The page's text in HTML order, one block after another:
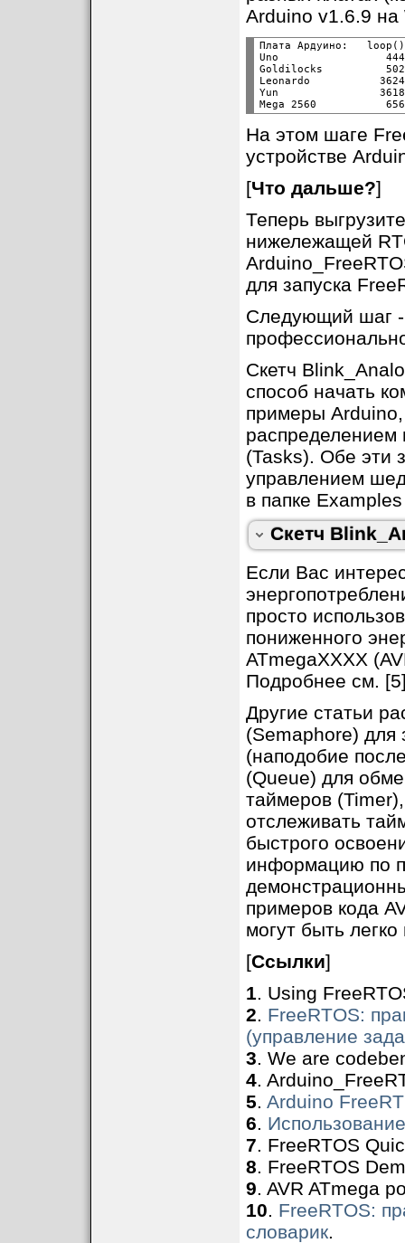
Arduino v1.6.9 на
Плата Ардуино:   loop()
Uno                 444
Goldilocks
Leonardo
Yun                3618
На этом шаге
устройстве
[Что дальше?]
Теперь
нижележащей
для запуска
Следующий шаг -
Скетч
способ начать
примеры Arduino,
распределением
(Tasks). Обе эти
управлением
в папке
Скетч
void loop()
{
// в запущенных
// TaskBlink и
}
/
/
/
void TaskBlink(void *
  (
void)
// Инициализация
   pinMode(
13,
for
(;;) // A
   {
      digitalWrite(
13
      vTaskDelay(
      digitalWrite(
13
      vTaskDelay(
   }
void
TaskAnalogRead
{
  (
void)
// Инициализация
// 9600 бит в
   Serial.begin(
9600
for (;;)
// Чтение входа
int
// Вывод на
// Задержка в 1
      vTaskDelay(
1);
   }
}
Если Вас
просто
пониженного
ATmegaXXXX
Подробнее см.
Другие статьи
(Semaphore) для
(наподобие
(Queue) для
таймеров
отслеживать
быстрого
информацию по
примеров кода
могут быть
[Ссылки]
1 . Using
2
FreeRTOS:
(управление
3 . We are
4 .
5 Arduino
6
7 . FreeRTOS
8 . FreeRTOS
9 . AVR ATmega
10
FreeRTOS:
словарик